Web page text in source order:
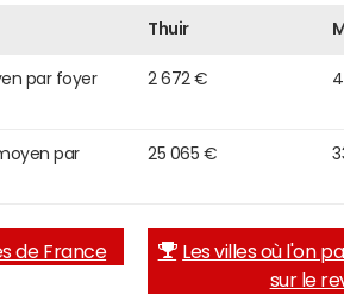
Thuir
par foyer
2 672 €
par
25 065 €
de France
Les villes où l'on
sur le